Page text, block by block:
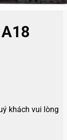
khách vui lòng